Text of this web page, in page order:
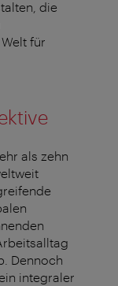
die
für
als zehn
Dennoch
integraler